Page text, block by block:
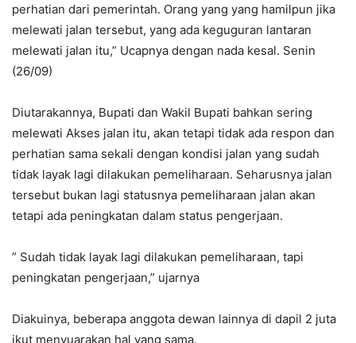
perhatian dari pemerintah. Orang yang yang hamilpun jika
melewati jalan tersebut, yang ada keguguran lantaran
melewati jalan itu,” Ucapnya dengan nada kesal. Senin
(26/09)
Diutarakannya, Bupati dan Wakil Bupati bahkan sering
melewati Akses jalan itu, akan tetapi tidak ada respon dan
perhatian sama sekali dengan kondisi jalan yang sudah
tidak layak lagi dilakukan pemeliharaan. Seharusnya jalan
tersebut bukan lagi statusnya pemeliharaan jalan akan
tetapi ada peningkatan dalam status pengerjaan.
” Sudah tidak layak lagi dilakukan pemeliharaan, tapi
peningkatan pengerjaan,” ujarnya
Diakuinya, beberapa anggota dewan lainnya di dapil 2 juta
ikut menyuarakan hal yang sama.